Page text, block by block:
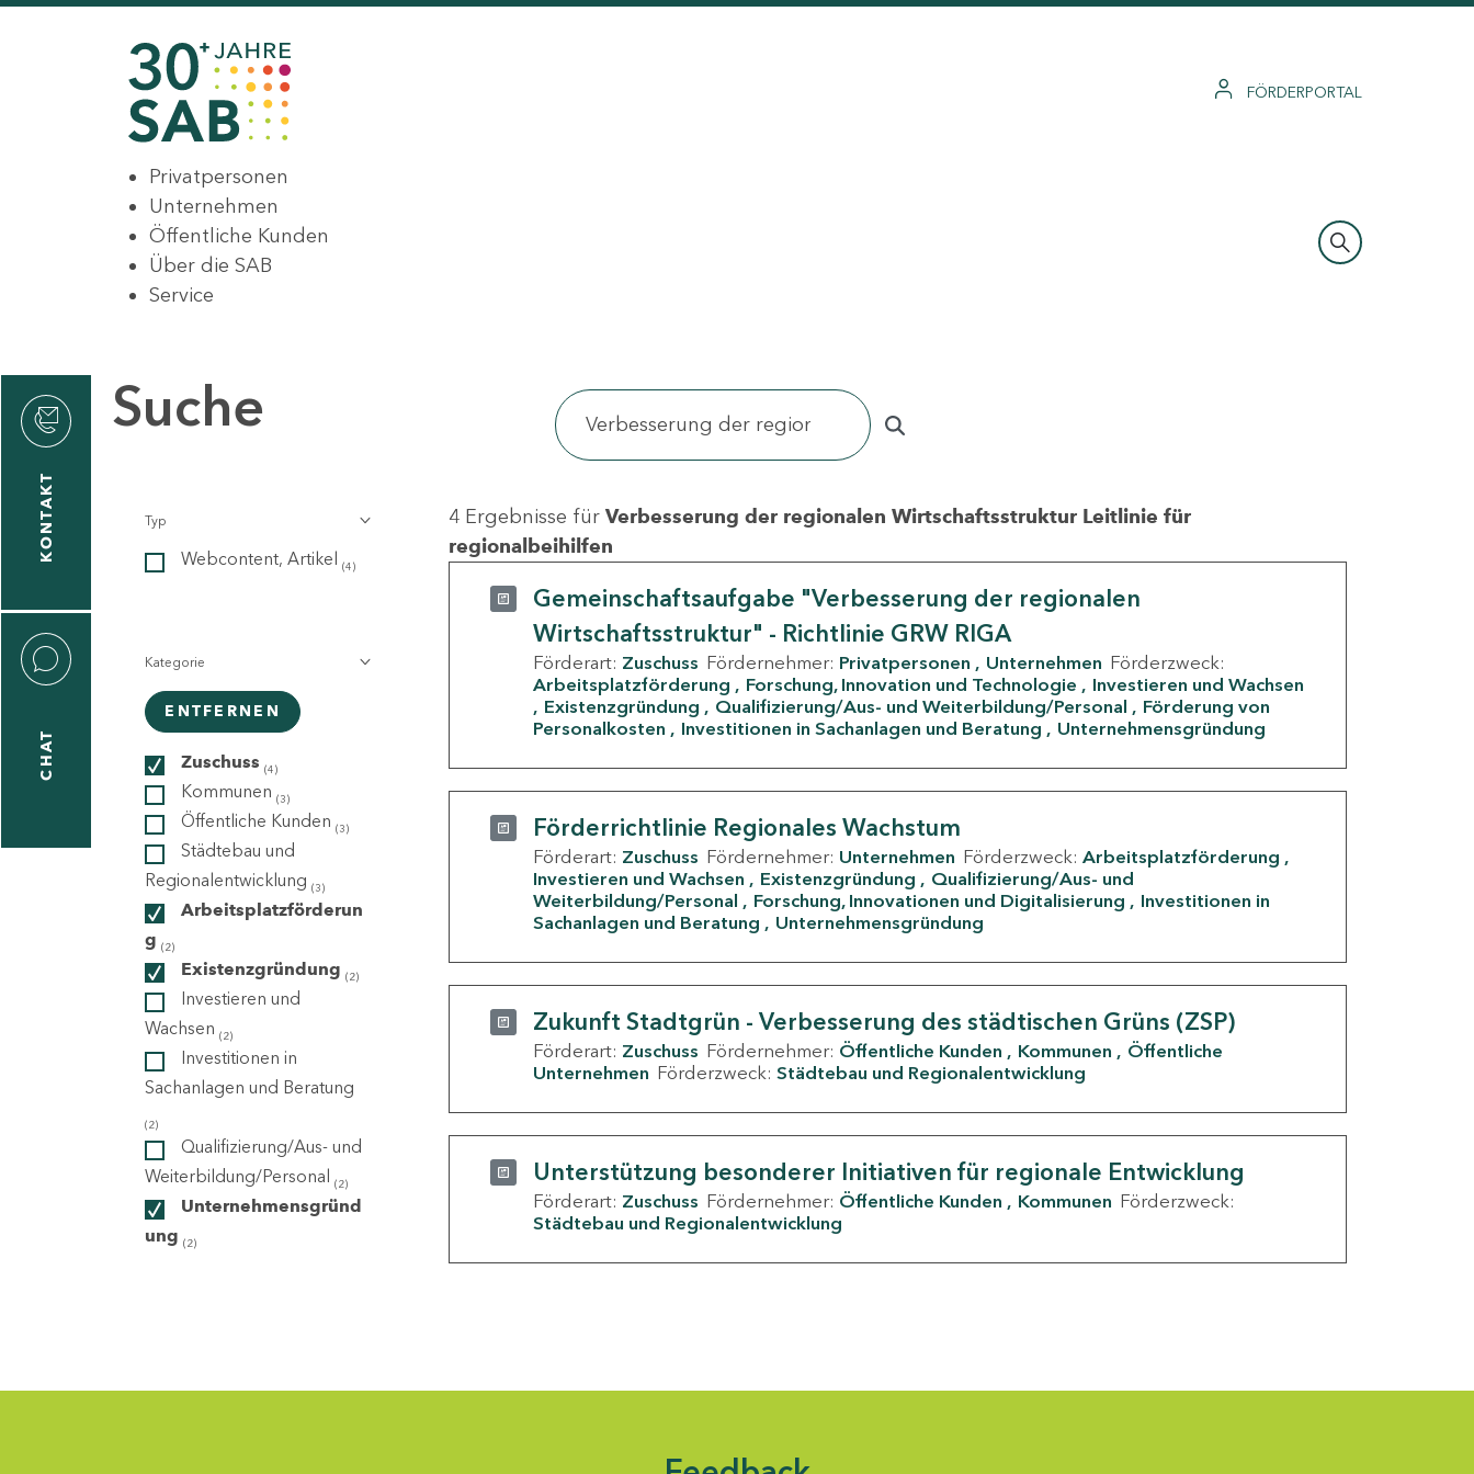
FÖRDERPORTAL
Privatpersonen
Unternehmen
Öffentliche Kunden
Über die SAB
Service
KONTAKT
CHAT
Suche
Typ
Webcontent, Artikel (4)
Kategorie
ENTFERNEN
Zuschuss (4)
Kommunen (3)
Öffentliche Kunden (3)
Städtebau und
Regionalentwicklung (3)
Arbeitsplatzförderun
g (2)
Existenzgründung (2)
Investieren und
Wachsen (2)
Investitionen in
Sachanlagen und Beratung
(2)
Qualifizierung/Aus- und
Weiterbildung/Personal (2)
Unternehmensgründ
ung (2)
4 Ergebnisse für Verbesserung der regionalen Wirtschaftsstruktur Leitlinie für
regionalbeihilfen
Gemeinschaftsaufgabe "Verbesserung der regionalen
Wirtschaftsstruktur" - Richtlinie GRW RIGA
Förderart: Zuschuss Fördernehmer: Privatpersonen Unternehmen Förderzweck:
Arbeitsplatzförderung
Forschung, Innovation und Technologie
Investieren und Wachsen
Existenzgründung
Qualifizierung/Aus- und Weiterbildung/Personal
Förderung von
Personalkosten
Investitionen in Sachanlagen und Beratung Unternehmensgründung
Förderrichtlinie Regionales Wachstum
Förderart: Zuschuss Fördernehmer: Unternehmen Förderzweck: Arbeitsplatzförderung
Investieren und Wachsen
Existenzgründung
Qualifizierung/Aus- und
Weiterbildung/Personal
Forschung, Innovationen und Digitalisierung
Investitionen in
Sachanlagen und Beratung
Unternehmensgründung
Zukunft Stadtgrün - Verbesserung des städtischen Grüns (ZSP)
Förderart: Zuschuss Fördernehmer: Öffentliche Kunden Kommunen
Öffentliche
Unternehmen Förderzweck: Städtebau und Regionalentwicklung
Unterstützung besonderer Initiativen für regionale Entwicklung
Förderart: Zuschuss Fördernehmer: Öffentliche Kunden Kommunen Förderzweck:
Städtebau und Regionalentwicklung